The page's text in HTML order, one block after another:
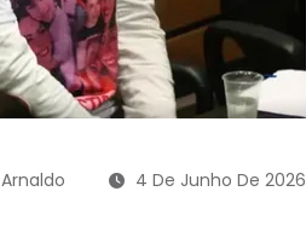
Arnaldo 4 De Junho De 2026